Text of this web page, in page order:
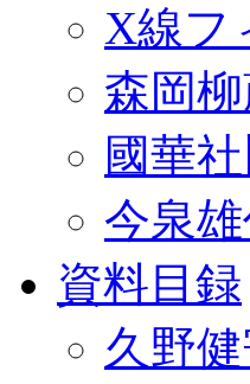
X線フ
森岡
國華
今泉雄
資料目録
久野